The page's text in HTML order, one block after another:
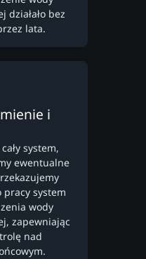
działało bez
lata.
i
system,
ewentualne
pracy system
wody
zapewniając
nad